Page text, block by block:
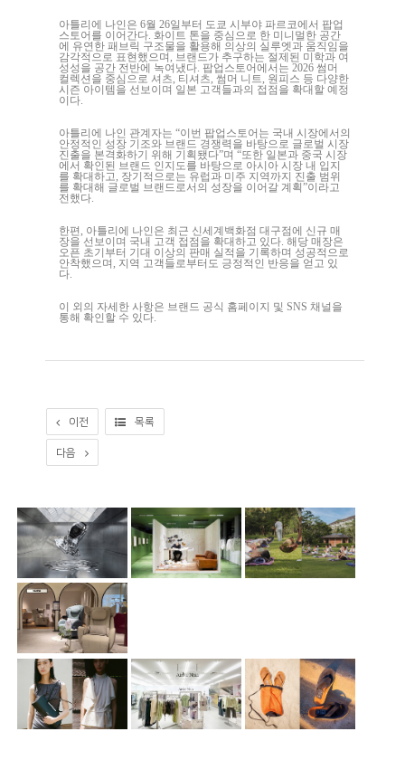
아틀리에 나인은 6월 26일부터 도쿄 시부야 파르코에서 팝업
스토어를 이어간다. 화이트 톤을 중심으로 한 미니멀한 공간
에 유연한 패브릭 구조물을 활용해 의상의 실루엣과 움직임을
감각적으로 표현했으며, 브랜드가 추구하는 절제된 미학과 여
성성을 공간 전반에 녹여냈다. 팝업스토어에서는 2026 썸머
컬렉션을 중심으로 셔츠, 티셔츠, 썸머 니트, 원피스 등 다양한
시즌 아이템을 선보이며 일본 고객들과의 접점을 확대할 예정
이다.
아틀리에 나인 관계자는 “이번 팝업스토어는 국내 시장에서의
안정적인 성장 기조와 브랜드 경쟁력을 바탕으로 글로벌 시장
진출을 본격화하기 위해 기획됐다”며 “또한 일본과 중국 시장
에서 확인된 브랜드 인지도를 바탕으로 아시아 시장 내 입지
를 확대하고, 장기적으로는 유럽과 미주 지역까지 진출 범위
를 확대해 글로벌 브랜드로서의 성장을 이어갈 계획”이라고
전했다.
한편, 아틀리에 나인은 최근 신세계백화점 대구점에 신규 매
장을 선보이며 국내 고객 접점을 확대하고 있다. 해당 매장은
오픈 초기부터 기대 이상의 판매 실적을 기록하며 성공적으로
안착했으며, 지역 고객들로부터도 긍정적인 반응을 얻고 있
다.
이 외의 자세한 사항은 브랜드 공식 홈페이지 및 SNS 채널을
통해 확인할 수 있다.
이전 목록
다음